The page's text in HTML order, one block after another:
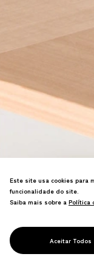
PROJECT
UNIDADE
Este site usa cookies para
funcionalidade do site.
Saiba mais sobre a Política
Política
Aceitar Todos